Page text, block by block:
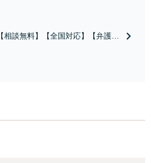
富
【相談無料】【全国対応】【弁護士